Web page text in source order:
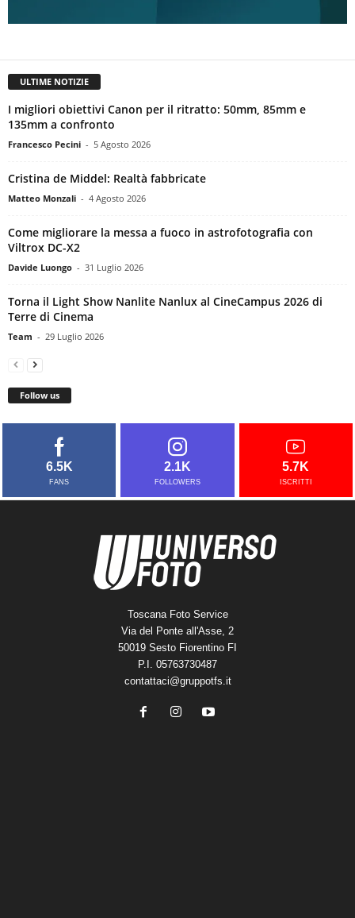
ULTIME NOTIZIE
I migliori obiettivi Canon per il ritratto: 50mm, 85mm e
135mm a confronto
Francesco Pecini - 5 Agosto 2026
Cristina de Middel: Realtà fabbricate
Matteo Monzali - 4 Agosto 2026
Come migliorare la messa a fuoco in astrofotografia con
Viltrox DC-X2
Davide Luongo - 31 Luglio 2026
Torna il Light Show Nanlite Nanlux al CineCampus 2026 di
Terre di Cinema
Team - 29 Luglio 2026
Follow us
6.5K
FANS
2.1K
FOLLOWERS
5.7K
ISCRITTI
Toscana Foto Service
Via del Ponte all'Asse, 2
50019 Sesto Fiorentino FI
P.I. 05763730487
contattaci@gruppotfs.it